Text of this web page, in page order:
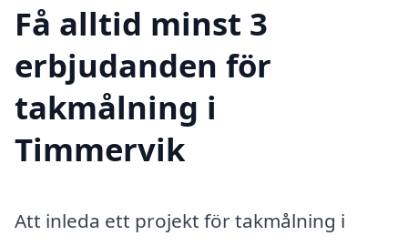
Få alltid minst 3
erbjudanden för
takmålning i
Timmervik
Att inleda ett projekt för takmålning i